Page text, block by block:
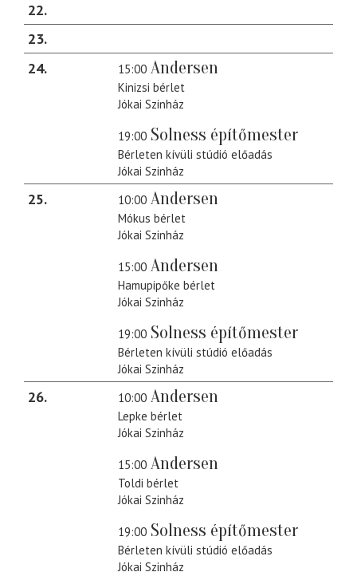
22
23
24
15:00 Andersen
Kinizsi bérlet
Jókai Szinház
19:00 Solness építőmester
Bérleten kívüli stúdió előadás
Jókai Szinház
25 10:00 Andersen
Mókus bérlet
Jókai Szinház
15:00 Andersen
Hamupipőke bérlet
Jókai Szinház
19:00 Solness építőmester
Bérleten kívüli stúdió előadás
Jókai Szinház
26 10:00 Andersen
Lepke bérlet
Jókai Szinház
15:00 Andersen
Toldi bérlet
Jókai Szinház
19:00 Solness építőmester
Bérleten kívüli stúdió előadás
Jókai Szinház